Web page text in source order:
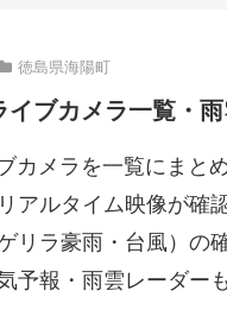
徳島県海陽町
イブカメラ一覧・
カメラを一覧にまと
アルタイム映像が確
リラ豪雨・台風）の
予報・雨雲レーダー